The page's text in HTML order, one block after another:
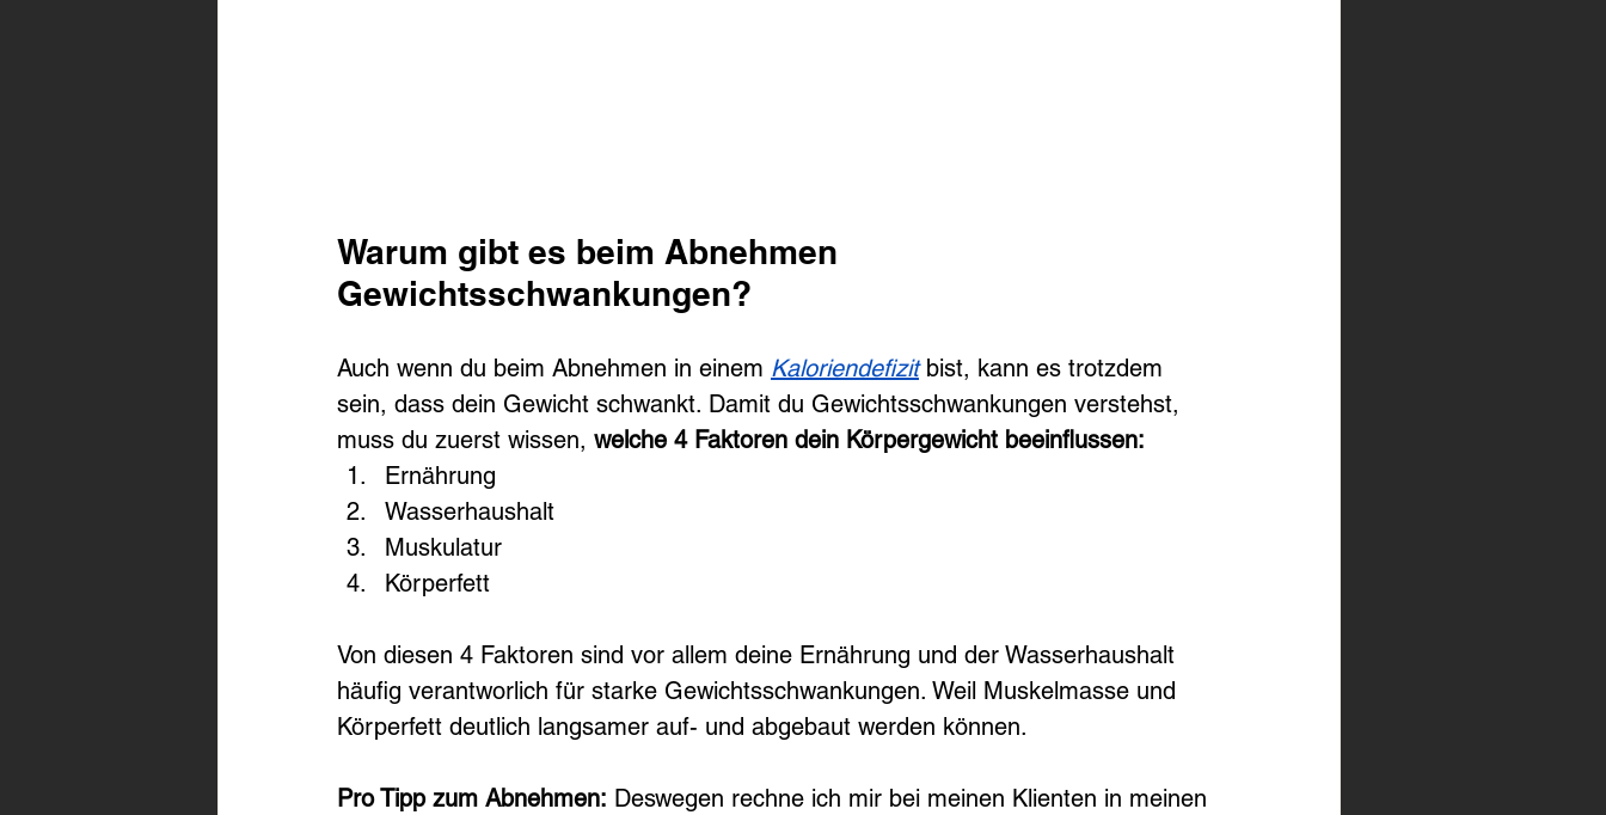
Warum gibt es beim Abnehmen
Gewichtsschwankungen?
Auch wenn du beim Abnehmen in einem Kaloriendefizit bist, kann es trotzdem
sein, dass dein Gewicht schwankt. Damit du Gewichtsschwankungen verstehst,
muss du zuerst wissen, welche 4 Faktoren dein Körpergewicht beeinflussen:
Ernährung
Wasserhaushalt
Muskulatur
Körperfett
Von diesen 4 Faktoren sind vor allem deine Ernährung und der Wasserhaushalt
häufig verantworlich für starke Gewichtsschwankungen. Weil Muskelmasse und
Körperfett deutlich langsamer auf- und abgebaut werden können.
Pro Tipp zum Abnehmen: Deswegen rechne ich mir bei meinen Klienten in meinen